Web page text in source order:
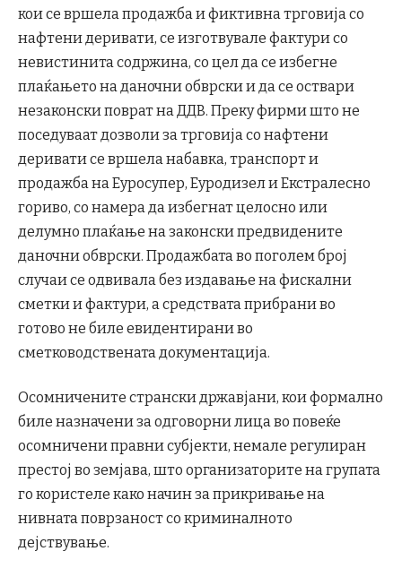
кои се вршела продажба и фиктивна трговија со
нафтени деривати, се изготвувале фактури со
невистинита содржина, со цел да се избегне
плаќањето на даночни обврски и да се оствари
незаконски поврат на ДДВ. Преку фирми што не
поседуваат дозволи за трговија со нафтени
деривати се вршела набавка, транспорт и
продажба на Еуросупер, Еуродизел и Екстралесно
гориво, со намера да избегнат целосно или
делумно плаќање на законски предвидените
даночни обврски. Продажбата во поголем број
случаи се одвивала без издавање на фискални
сметки и фактури, а средствата прибрани во
готово не биле евидентирани во
сметководствената документација.
Осомничените странски државјани, кои формално
биле назначени за одговорни лица во повеќе
осомничени правни субјекти, немале регулиран
престој во земјава, што организаторите на групата
го користеле како начин за прикривање на
нивната поврзаност со криминалното
дејствување.